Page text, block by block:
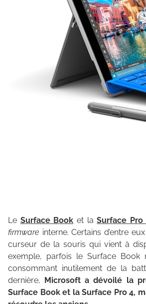
Le Surface Book et laSurface Pro
firmware interne. Certains d’entre
curseur de la souris qui vient à
exemple, parfois le Surface
consommant inutilement de la
dernière,
Microsoft a dévoilé la
Surface Book et la Surface Pro 4,